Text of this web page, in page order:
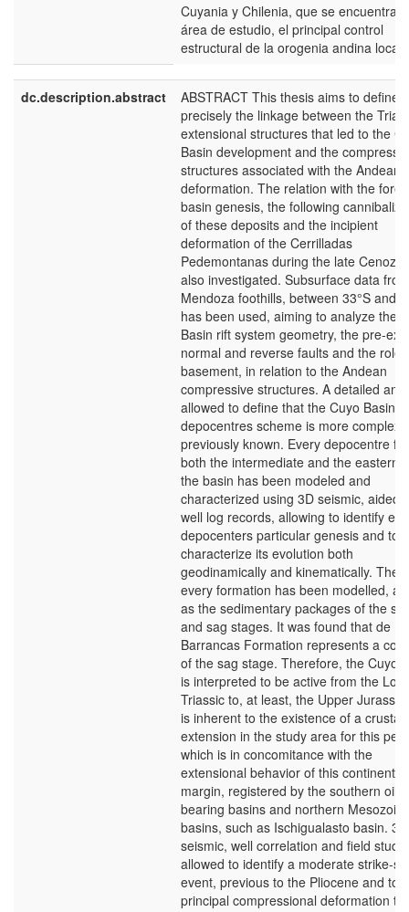
Cuyania y Chilenia, que se encuentra
área de estudio, el principal control
estructural de la orogenia andina local.
dc.description.abstract
ABSTRACT This thesis aims to define
precisely the linkage between the
extensional structures that led to the
Basin development and the
structures associated with the Andean
deformation. The relation with the
basin genesis, the following
of these deposits and the incipient
deformation of the Cerrilladas
Pedemontanas during the late
also investigated. Subsurface data
Mendoza foothills, between 33°S and
has been used, aiming to analyze the
Basin rift system geometry, the pre-
normal and reverse faults and the role
basement, in relation to the Andean
compressive structures. A detailed
allowed to define that the Cuyo Basin
depocentres scheme is more complex
previously known. Every depocentre
both the intermediate and the eastern
the basin has been modeled and
characterized using 3D seismic, aided
well log records, allowing to identify
depocenters particular genesis and to
characterize its evolution both
geodinamically and kinematically. The
every formation has been modelled,
as the sedimentary packages of the
and sag stages. It was found that de
Barrancas Formation represents a
of the sag stage. Therefore, the Cuyo
is interpreted to be active from the
Triassic to, at least, the Upper
is inherent to the existence of a crustal
extension in the study area for this
which is in concomitance with the
extensional behavior of this continental
margin, registered by the southern oil
bearing basins and northern Mesozoic
basins, such as Ischigualasto basin. 3D
seismic, well correlation and field
allowed to identify a moderate strike-
event, previous to the Pliocene and to
principal compressional deformation